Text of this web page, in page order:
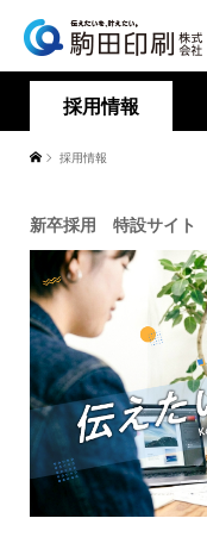
採用情報
採用情報
新卒採用 特設サイト